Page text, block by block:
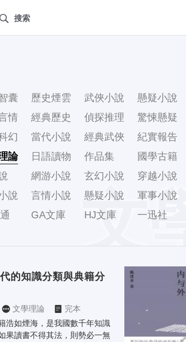
搜索
文
囊 歷史煙雲 武俠小說 懸疑小說
情 經典歷史 偵探推理 驚悚懸疑
幻 當代小說 經典武俠 紀實報告
論 日語讀物 作品集 國學古籍
網游小說 玄幻小說 穿越小說
說 言情小說 懸疑小說 軍事小說
GA文庫 HJ文庫 一迅社
的知識分類與典籍分
文學理論
完本
浩如煙海，是我國數千年知識
果讀書不得其法，則勢必一無